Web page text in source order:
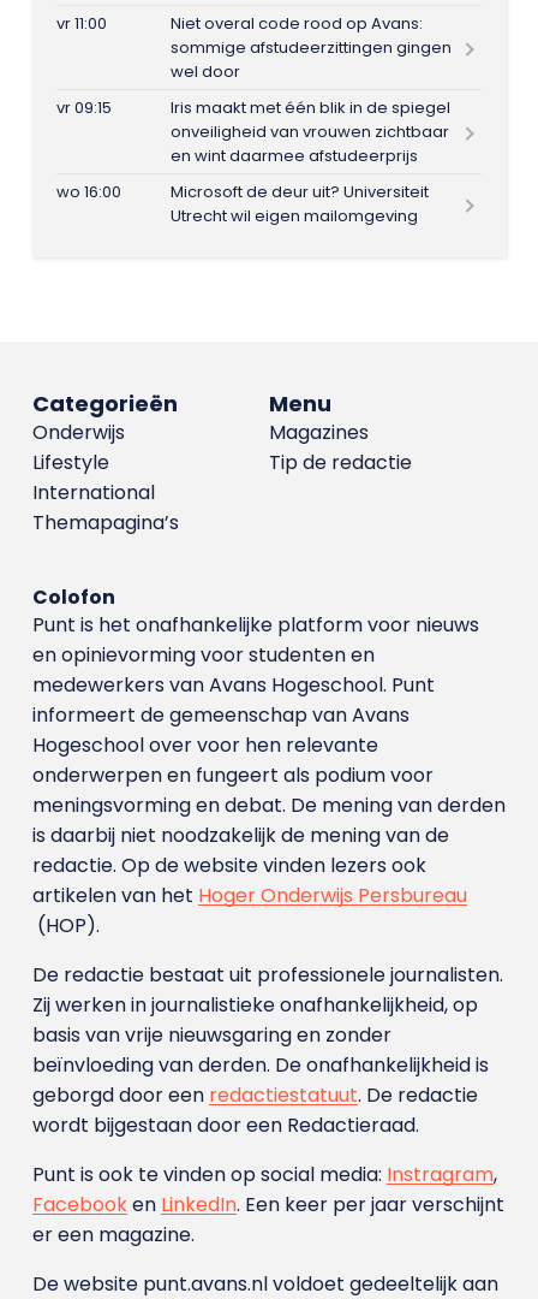
vr 11:00
Niet overal code rood op Avans:
sommige afstudeerzittingen gingen
wel door
vr 09:15
Iris maakt met één blik in de spiegel
onveiligheid van vrouwen zichtbaar
en wint daarmee afstudeerprijs
wo 16:00
Microsoft de deur uit? Universiteit
Utrecht wil eigen mailomgeving
Menu
Magazines
Tip de redactie
Categorieën
Onderwijs
Lifestyle
International
Themapagina’s
Colofon
Punt is het onafhankelijke platform voor nieuws
en opinievorming voor studenten en
medewerkers van Avans Hoge­school. Punt
informeert de gemeenschap van Avans
Hogeschool over voor hen relevante
onderwerpen en fungeert als podium voor
meningsvorming en debat. De mening van derden
is daarbij niet noodzakelijk de mening van de
redactie. Op de website vinden lezers ook
artikelen van het Hoger Onderwijs Persbureau
(HOP).
De redactie bestaat uit professionele journalisten.
Zij werken in journalistieke onafhankelijkheid, op
basis van vrije nieuwsgaring en zonder
beïnvloeding van derden. De onafhankelijkheid is
geborgd door een redactiestatuut. De redactie
wordt bijgestaan door een Redactieraad.
Punt is ook te vinden op social media: Instragram,
Facebooken LinkedIn. Een keer per jaar verschijnt
er een magazine.
De website punt.avans.nl voldoet gedeeltelijk aan